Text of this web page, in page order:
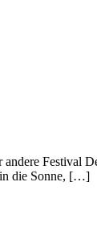
Festival
in die Sonne, […]